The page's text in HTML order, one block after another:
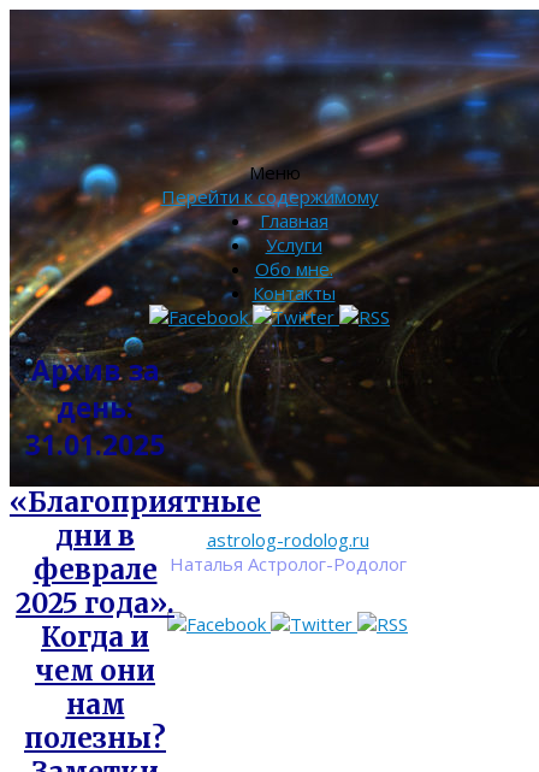
astrolog-rodolog.ru
Наталья Астролог-Родолог
Меню
Перейти к содержимому
Главная
Услуги
Обо мне.
Контакты
Архив за
день:
31.01.2025
«Благоприятные
дни в
феврале
2025 года».
Когда и
чем они
нам
полезны?